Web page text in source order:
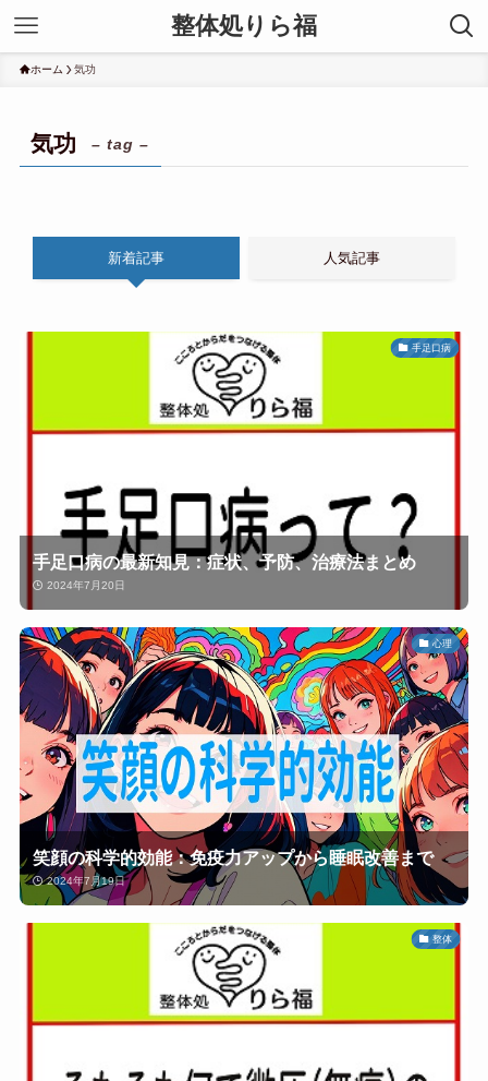
整体処りら福
ホーム 気功
気功 – tag –
新着記事 人気記事
手足口病
手足口病の最新知見：症状、予防、治療法まとめ
2024年7月20日
心理
笑顔の科学的効能：免疫力アップから睡眠改善まで
2024年7月19日
整体